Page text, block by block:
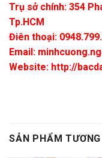
Trụ sở chính: 354
Tp.HCM
Điên thoại:
Email:
Website: http://
SẢN PHẨM